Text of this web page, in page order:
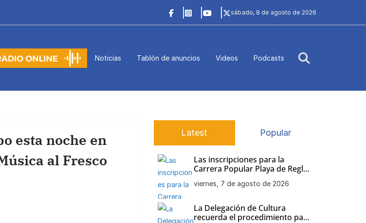
sábado, 8 de agosto de 2026
Noticias Tablón de anuncios Videos Podcasts
esta noche en
al Fresco
Latest Popular
Las inscripciones para la
Carrera Popular Playa de Regla
viernes, 7 de agosto de 2026
La Delegación de Cultura
recuerda el procedimiento para